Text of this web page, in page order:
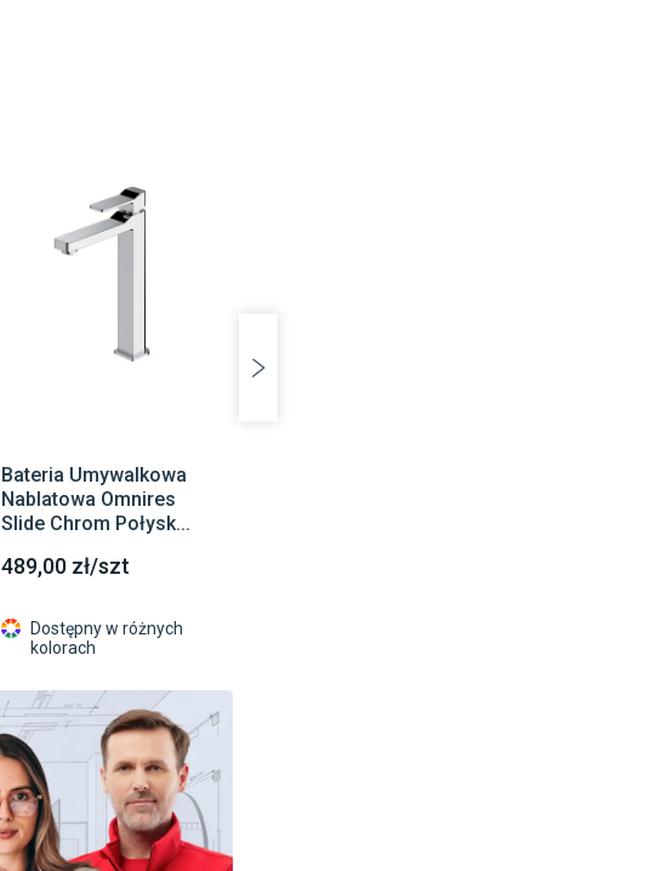
Bateria Umywalkowa
Nablatowa Omnires
Slide Chrom Połysk...
489,00 zł/szt
Dostępny w różnych
kolorach
Produkt ze zdjęcia